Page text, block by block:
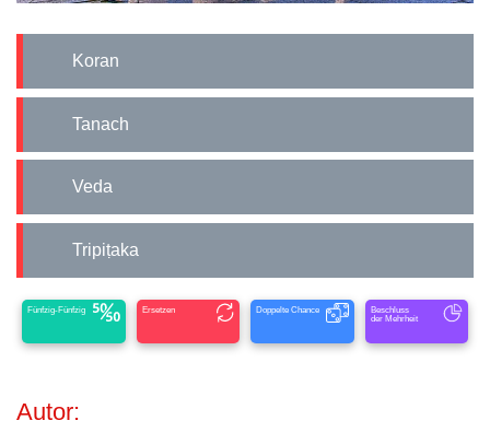
Koran
Tanach
Veda
Tripiṭaka
Fünfzig-Fünfzig Ersetzen Doppelte Chance
Beschluss
der Mehrheit
Autor: